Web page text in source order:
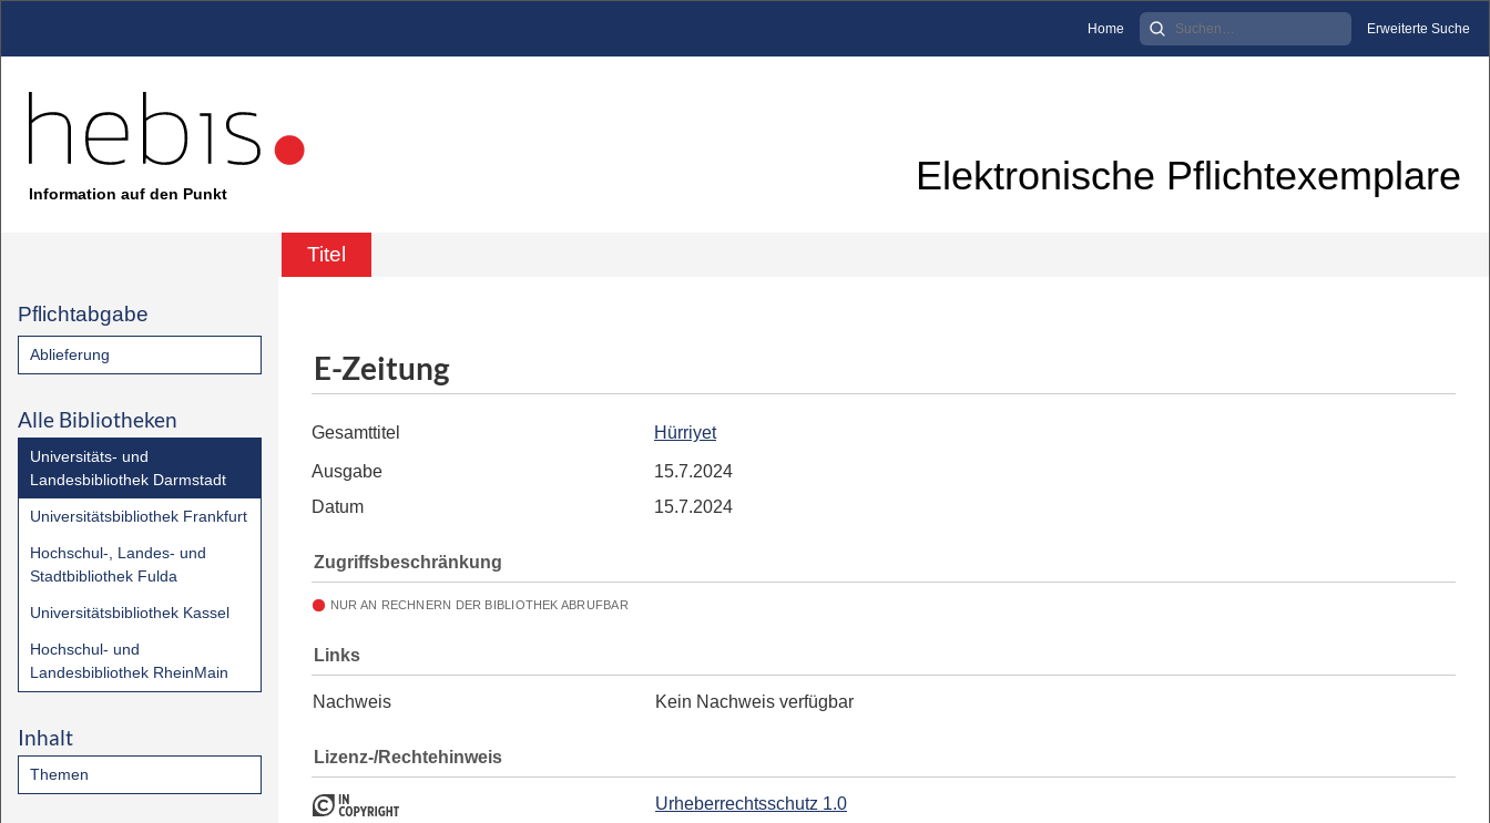
Home Erweiterte Suche
Information auf den Punkt Elektronische Pflichtexemplare
Titel
Pflichtabgabe
Ablieferung
Alle Bibliotheken
Universitäts- und
Landesbibliothek Darmstadt
Universitätsbibliothek Frankfurt
Hochschul-, Landes- und
Stadtbibliothek Fulda
Universitätsbibliothek Kassel
Hochschul- und
Landesbibliothek RheinMain
Inhalt
Themen
E-Zeitung
Gesamttitel Hürriyet
Ausgabe
15.7.2024
Datum
15.7.2024
Zugriffsbeschränkung
NUR AN RECHNERN DER BIBLIOTHEK ABRUFBAR
Links
Nachweis Kein Nachweis verfügbar
Lizenz-/Rechtehinweis
Urheberrechtsschutz 1.0